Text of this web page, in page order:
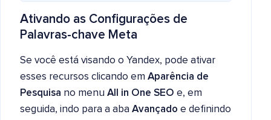
Ativando as Configurações de
Palavras-chave Meta
Se você está visando o Yandex, pode ativar
esses recursos clicando em Aparência de
Pesquisa no menu All in One SEO e, em
seguida, indo para a aba Avançado e definindo